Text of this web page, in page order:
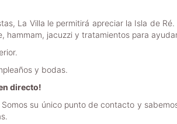
La Villa le permitirá apreciar la Isla de
jacuzzi y tratamientos para
y bodas.
directo!
su único punto de contacto y